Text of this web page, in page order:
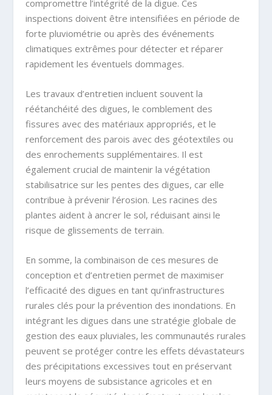
compromettre l’intégrité de la digue. Ces
inspections doivent être intensifiées en période de
forte pluviométrie ou après des événements
climatiques extrêmes pour détecter et réparer
rapidement les éventuels dommages.
Les travaux d’entretien incluent souvent la
réétanchéité des digues, le comblement des
fissures avec des matériaux appropriés, et le
renforcement des parois avec des géotextiles ou
des enrochements supplémentaires. Il est
également crucial de maintenir la végétation
stabilisatrice sur les pentes des digues, car elle
contribue à prévenir l’érosion. Les racines des
plantes aident à ancrer le sol, réduisant ainsi le
risque de glissements de terrain.
En somme, la combinaison de ces mesures de
conception et d’entretien permet de maximiser
l’efficacité des digues en tant qu’infrastructures
rurales clés pour la prévention des inondations. En
intégrant les digues dans une stratégie globale de
gestion des eaux pluviales, les communautés rurales
peuvent se protéger contre les effets dévastateurs
des précipitations excessives tout en préservant
leurs moyens de subsistance agricoles et en